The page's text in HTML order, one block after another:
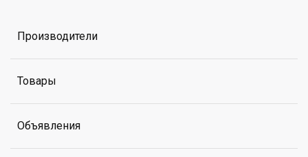
Производители
Товары
Объявления